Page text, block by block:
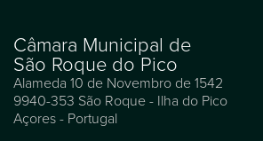
Câmara Municipal de
São Roque do Pico
Alameda 10 de Novembro de 1542
9940-353 São Roque - Ilha do Pico
Açores - Portugal